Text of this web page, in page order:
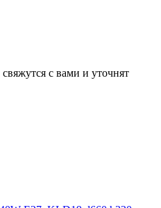
с вами и уточнят